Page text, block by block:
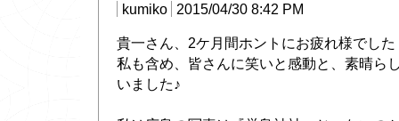
kumiko
2015/04/30 8:42 PM
貴一さん、2ケ月間ホントにお疲れ様でした
私も含め、皆さんに笑いと感動と、素晴ら
いました♪